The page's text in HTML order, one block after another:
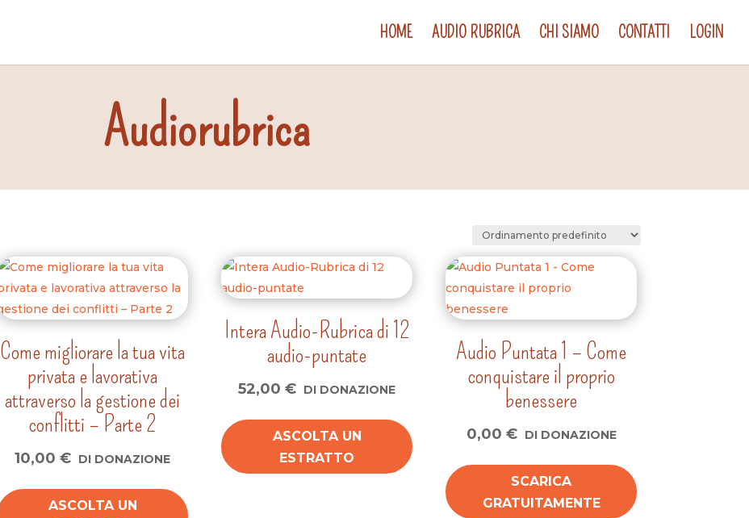
HOME AUDIO RUBRICA CHI SIAMO CONTATTI LOGIN
Audiorubrica
Come migliorare la tua vita
privata e lavorativa
attraverso la gestione dei
conflitti – Parte 2
10,00€ DI DONAZIONE
ASCOLTA UN
Intera Audio-Rubrica di 12
audio-puntate
52,00€ DI DONAZIONE
ASCOLTA UN
ESTRATTO
Audio Puntata 1 – Come
conquistare il proprio
benessere
0,00 € DI DONAZIONE
SCARICA
GRATUITAMENTE